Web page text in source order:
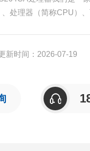
处理器（简称CPU）
新时间：2026-07-19